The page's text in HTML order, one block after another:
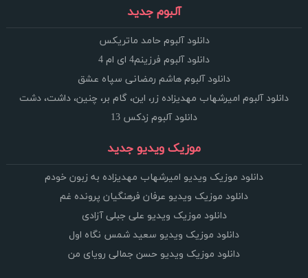
آلبوم جدید
دانلود آلبوم حامد ماتریکس
دانلود آلبوم فرزینم4 ای ام 4
دانلود آلبوم هاشم رمضانی سپاه عشق
دانلود آلبوم امیرشهاب مهدیزاده زر، این، گام بر، چنین، داشت، دشت
دانلود آلبوم زدکس 13
موزیک ویدیو جدید
دانلود موزیک ویدیو امیرشهاب مهدیزاده به زبون خودم
دانلود موزیک ویدیو عرفان فرهنگیان پرونده غم
دانلود موزیک ویدیو علی جبلی آزادی
دانلود موزیک ویدیو سعید شمس نگاه اول
دانلود موزیک ویدیو حسن جمالی رویای من